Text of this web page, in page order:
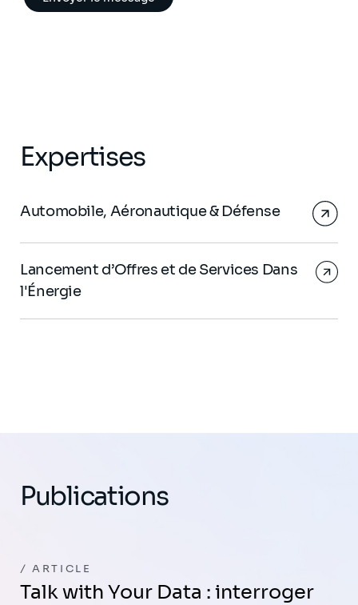
Expertises
Automobile, Aéronautique & Défense
Lancement d’Offres et de Services Dans
l'Énergie
Publications
ARTICLE
Talk with Your Data : interroger